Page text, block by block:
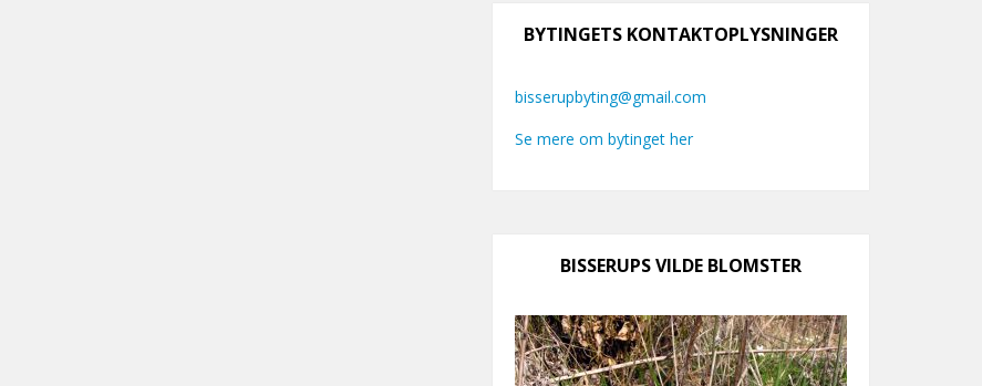
BYTINGETS KONTAKTOPLYSNINGER
bisserupbyting@gmail.com
Se mere om bytinget her
BISSERUPS VILDE BLOMSTER